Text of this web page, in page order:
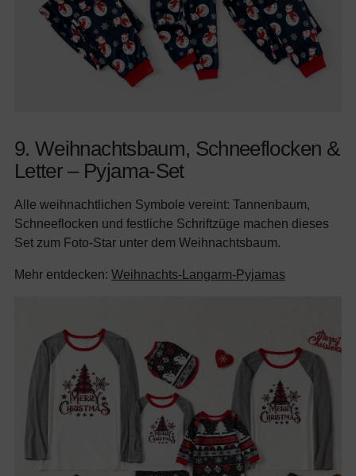
9. Weihnachtsbaum, Schneeflocken &
Letter – Pyjama-Set
Alle weihnachtlichen Symbole vereint: Tannenbaum,
Schneeflocken und festliche Schriftzüge machen dieses
Set zum Foto-Star unter dem Weihnachtsbaum.
Mehr entdecken: Weihnachts-Langarm-Pyjamas